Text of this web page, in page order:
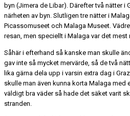
byn (Jimera de Libar). Därefter två nätter i
närheten av byn. Slutligen tre nätter i
Picassomuseet och Malaga Museet.
resan, men speciellt i Malaga var det mest
Såhär i efterhand så kanske man skulle
gav inte så mycket mervärde, så de två
lika gärna dela upp i varsin extra dag i
skulle man även kunna korta Malaga med
väldigt bra väder så hade det säket varit
stranden.